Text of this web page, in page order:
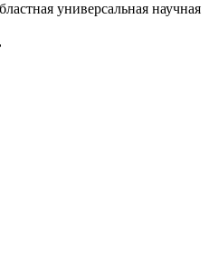
универсальная научная